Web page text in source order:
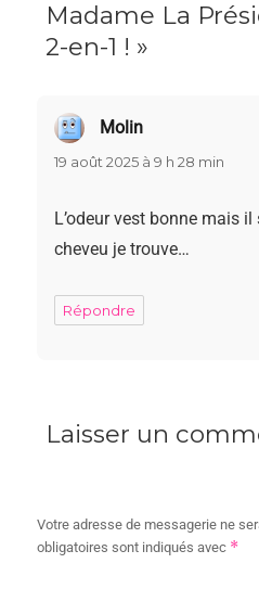
Madame La
2-en-1 ! »
Molin
19 août 2025 à 9 h 28 min
L’odeur vest bonne mais
cheveu je trouve…
Répondre
Laisser un
Votre adresse de messagerie ne
obligatoires sont indiqués avec *